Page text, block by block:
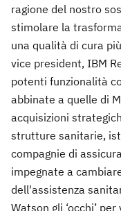
ragione del nostro
stimolare la
una qualità di cura
vice president, IBM
potenti funzionalità
abbinate a quelle di
acquisizioni
strutture sanitarie,
compagnie di
impegnate a
dell'assistenza
Watson gli ‘occhi’